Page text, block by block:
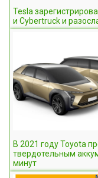
Tesla
и Cybertruck и
В 2021 году Toyota
твердотельным
минут